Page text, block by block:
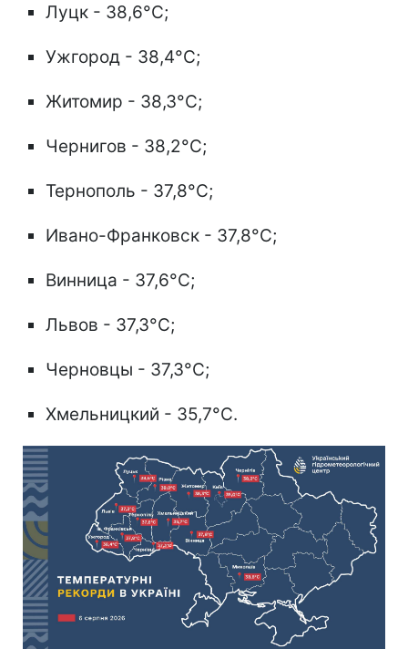
Луцк - 38,6°C;
Ужгород - 38,4°C;
Житомир - 38,3°C;
Чернигов - 38,2°C;
Тернополь - 37,8°C;
Ивано-Франковск - 37,8°C;
Винница - 37,6°C;
Львов - 37,3°C;
Черновцы - 37,3°C;
Хмельницкий - 35,7°C.